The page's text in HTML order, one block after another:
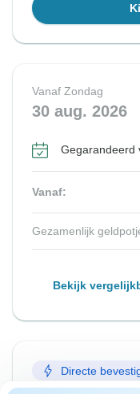
Vanaf Zondag
30 aug. 2026
Gegarandeerd
Vanaf:
Gezamenlijk
Bekijk
Directe